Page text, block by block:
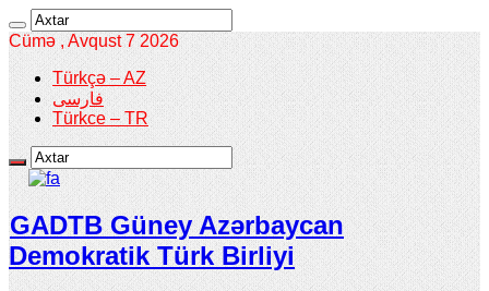
Cümə , Avqust 7 2026
Türkçə – AZ
فارسی
Türkce – TR
GADTB Güney Azərbaycan
Demokratik Türk Birliyi